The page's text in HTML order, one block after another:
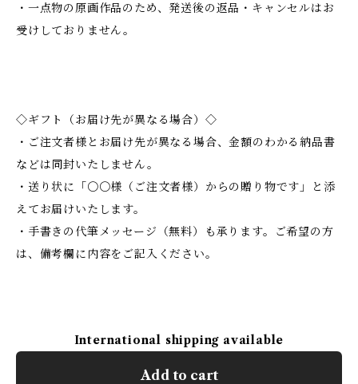
・一点物の原画作品のため、発送後の返品・キャンセルはお
受けしておりません。
◇ギフト（お届け先が異なる場合）◇
・ご注文者様とお届け先が異なる場合、金額のわかる納品書
などは同封いたしません。
・送り状に「〇〇様（ご注文者様）からの贈り物です」と添
えてお届けいたします。
・手書きの代筆メッセージ（無料）も承ります。ご希望の方
は、備考欄に内容をご記入ください。
International shipping available
Add to cart